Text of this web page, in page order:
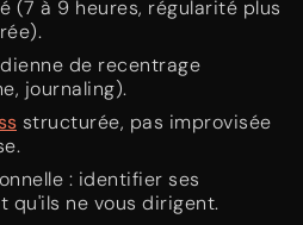
(7 à 9 heures, régularité plus
de recentrage
journaling).
structurée, pas improvisée
: identifier ses
qu'ils ne vous dirigent.